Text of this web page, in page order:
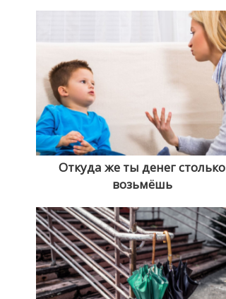
Откуда же ты денег столько
возьмёшь